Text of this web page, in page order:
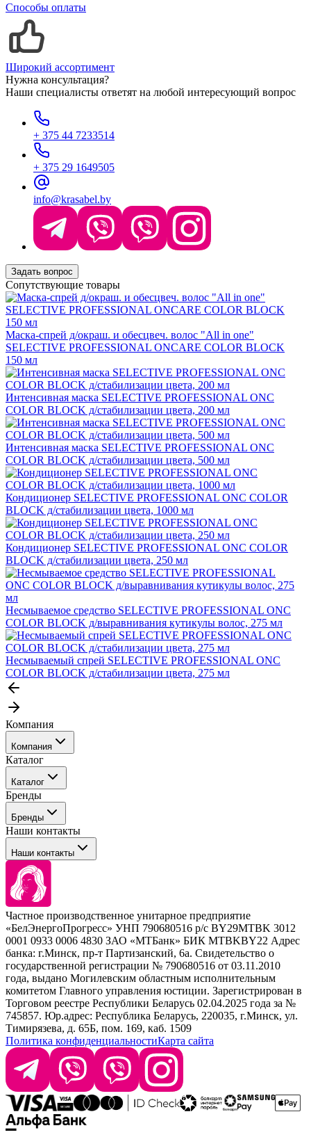
Способы оплаты
Широкий ассортимент
Нужна консультация?
Наши специалисты ответят на любой интересующий вопрос
+ 375 44 7233514
+ 375 29 1649505
info@krasabel.by
Задать вопрос
Сопутствующие товары
Маска-спрей д/окраш. и обесцвеч. волос "All in one"
SELECTIVE PROFESSIONAL ONCARE COLOR BLOCK
150 мл
Интенсивная маска SELECTIVE PROFESSIONAL ONC
COLOR BLOCK д/стабилизации цвета, 200 мл
Интенсивная маска SELECTIVE PROFESSIONAL ONC
COLOR BLOCK д/стабилизации цвета, 500 мл
Кондиционер SELECTIVE PROFESSIONAL ONC COLOR
BLOCK д/стабилизации цвета, 1000 мл
Кондиционер SELECTIVE PROFESSIONAL ONC COLOR
BLOCK д/стабилизации цвета, 250 мл
Несмываемое средство SELECTIVE PROFESSIONAL ONC
COLOR BLOCK д/выравнивания кутикулы волос, 275 мл
Несмываемый спрей SELECTIVE PROFESSIONAL ONC
COLOR BLOCK д/стабилизации цвета, 275 мл
Компания
Компания
События
Покупателю
Каталог
Каталог
Профессиональные средства для окрашивания волос
Сервисные средства
Уход
Стайлинг
Брови и ресницы
Барберинг
Наборы
Расходные материалы
Бренды
Бренды
Tefia
Concept
Kezy
Barex
Sim Sensitive
Kebren
Selective Professional
White Line
Наши контакты
Наши контакты
+ 375 44 7233514
+ 375 29 1649505
info@krasabel.by
Офис: г. Минск, ул. Тимирязева 65Б, офис 1509
Склад: г. Минск, ул. Домбровская, 15
Время работы: пн–чт 9:00–17:30, пт 9:00–17:00
Частное производственное унитарное предприятие
«БелЭнергоПрогресс» УНП 790680516 р/с BY29MTBK 3012
0001 0933 0006 4830 ЗАО «МТБанк» БИК MTBKBY22 Адрес
банка: г.Минск, пр-т Партизанский, 6а. Свидетельство о
государственной регистрации № 790680516 от 03.11.2010
года, выдано Могилевским областным исполнительным
комитетом Главного управления юстиции. Зарегистрирован в
Торговом реестре Республики Беларусь 02.04.2025 года за №
745857. Юр.адрес: Республика Беларусь, 220035, г.Минск, ул.
Тимирязева, д. 65Б, пом. 169, каб. 1509
Политика конфиденциальностиКарта сайта